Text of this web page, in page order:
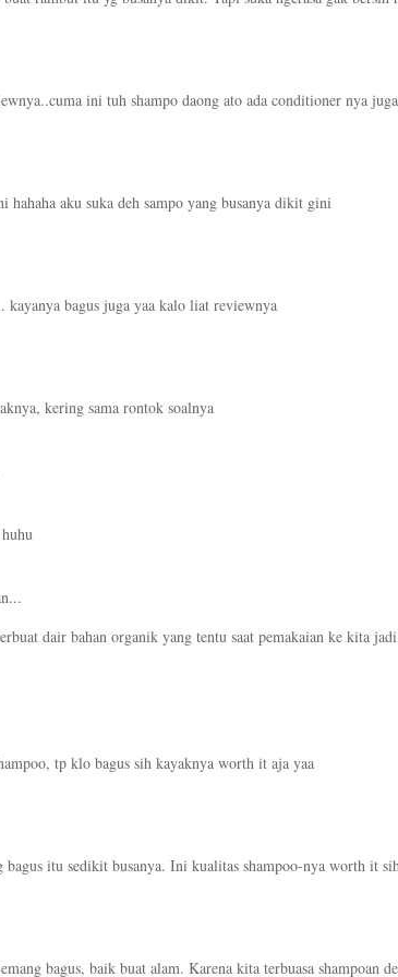
ini tuh shampo daong ato ada conditioner nya
hahaha aku suka deh sampo yang busanya dikit gini
kayanya bagus juga yaa kalo liat reviewnya
kering sama rontok soalnya
dair bahan organik yang tentu saat pemakaian ke kita
tp klo bagus sih kayaknya worth it aja yaa
bagus itu sedikit busanya. Ini kualitas shampoo-nya worth it
bagus, baik buat alam. Karena kita terbuasa shampoan